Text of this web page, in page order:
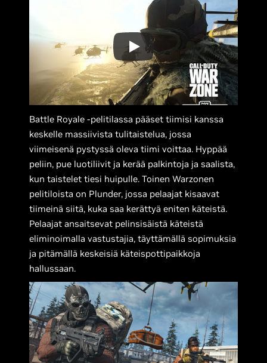
Battle Royale -pelitilassa pääset tiimisi kanssa
keskelle massiivista tulitaistelua, jossa
viimeisenä pystyssä oleva tiimi voittaa. Hyppää
peliin, pue luotiliivit ja kerää palkintoja ja saalista,
kun taistelet tiesi huipulle. Toinen Warzonen
pelitiloista on Plunder, jossa pelaajat kisaavat
tiimeinä siitä, kuka saa kerättyä eniten käteistä.
Pelaajat ansaitsevat pelinsisäistä käteistä
eliminoimalla vastustajia, täyttämällä sopimuksia
ja pitämällä keskeisiä käteispottipaikkoja
hallussaan.